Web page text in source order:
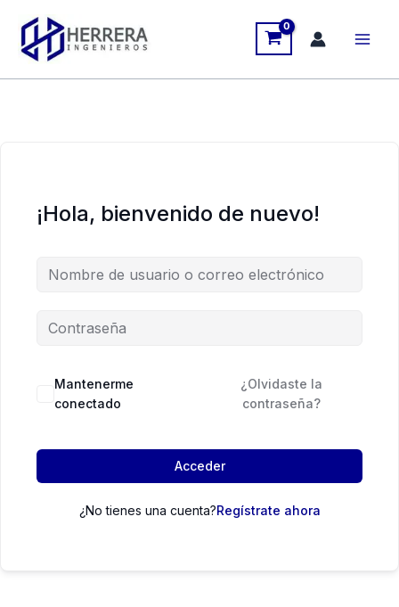
contenido
¡Hola, bienvenido de nuevo!
Mantenerme
conectado
¿Olvidaste la
contraseña?
Acceder
¿No tienes una cuenta?Regístrate ahora